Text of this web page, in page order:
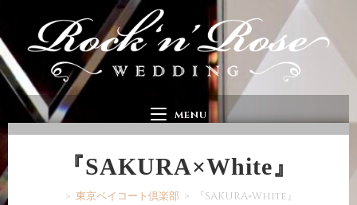
MENU
『SAKURA×White』
> 東京ベイコート倶楽部 > 『SAKURA×White』